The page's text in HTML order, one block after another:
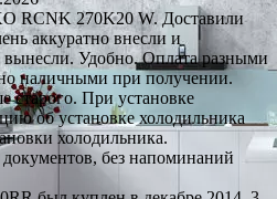
RCNK 270K20 W. Доставили
аккуратно внесли и
Удобно. Оплата разными
наличными при получении.
старого. При установке
об установке холодильника
холодильника.
без напоминаний